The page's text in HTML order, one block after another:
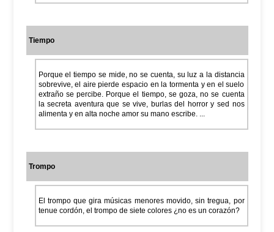
Tiempo
Porque el tiempo se mide, no se cuenta, su luz a la distancia
sobrevive, el aire pierde espacio en la tormenta y en el suelo
extraño se percibe. Porque el tiempo, se goza, no se cuenta
la secreta aventura que se vive, burlas del horror y sed nos
alimenta y en alta noche amor su mano escribe. ...
Trompo
El trompo que gira músicas menores movido, sin tregua, por
tenue cordón, el trompo de siete colores ¿no es un corazón?